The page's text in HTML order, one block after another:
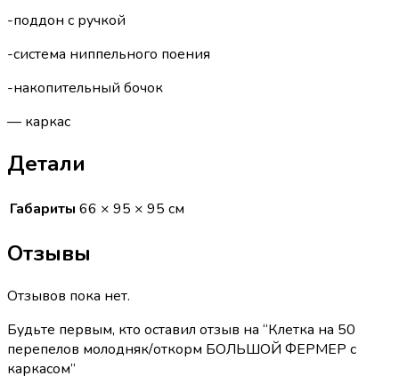
-поддон с ручкой
-система ниппельного поения
-накопительный бочок
— каркас
Детали
Габариты 66 × 95 × 95 см
Отзывы
Отзывов пока нет.
Будьте первым, кто оставил отзыв на “Клетка на 50
перепелов молодняк/откорм БОЛЬШОЙ ФЕРМЕР с
каркасом”